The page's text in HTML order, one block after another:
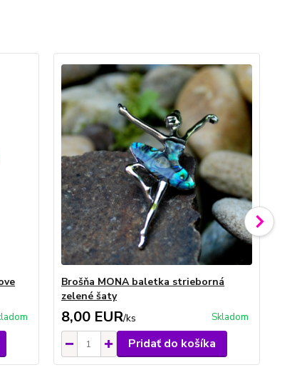
Brošňa MONA baletka strieborná
zelené šaty
8,00 EUR/ks Skladom
Pridať do košíka